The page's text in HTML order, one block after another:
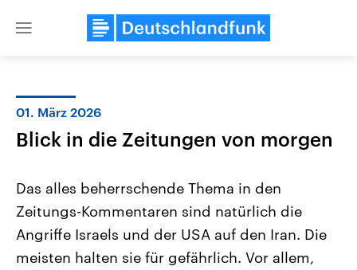
Close
01. März 2026
Blick in die Zeitungen von morgen
Das alles beherrschende Thema in den
Zeitungs-Kommentaren sind natürlich die
Angriffe Israels und der USA auf den Iran. Die
meisten halten sie für gefährlich. Vor allem,